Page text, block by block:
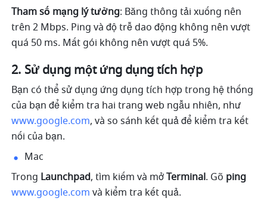
Tham số mạng lý tưởng: Băng thông tải xuống nên
trên 2 Mbps. Ping và độ trễ dao động không nên vượt
quá 50 ms. Mất gói không nên vượt quá 5%.
Sử dụng một ứng dụng tích hợp
Bạn có thể sử dụng ứng dụng tích hợp trong hệ thống
www.google.com, và so sánh kết quả để kiểm tra kết
nối của bạn.
Mac
Trong Launchpad, tìm kiếm và mở Terminal. Gõ
www.google.com và kiểm tra kết quả.